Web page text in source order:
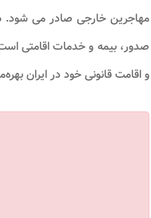
مهاجرین خارجی صادر می‌ شود.
صدور، بیمه و خدمات اقامتی
و اقامت قانونی خود در ایران